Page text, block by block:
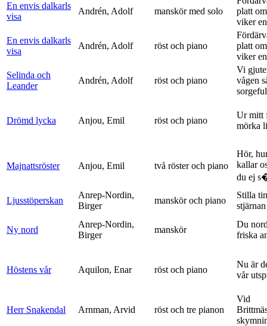
En envis dalkarls
visa
Andrén, Adolf manskör med solo
platt
viker
En envis dalkarls
visa
Andrén, Adolf röst och piano
platt
viker
Selinda och
Leander
Andrén, Adolf röst och piano
Vi
vågen
Drömd lycka Anjou, Emil röst och piano
Ur mitt
mörka
Majnattsröster Anjou, Emil två röster och piano
Hör,
kallar
du ej
Ljusstöperskan
Anrep-Nordin,
Birger
manskör och piano
Stilla
stjärnan
Ny nord
Anrep-Nordin,
Birger
manskör
Du
friska
Höstens vår Aquilon, Enar röst och piano
Nu är
vår
Herr Snakendal Arnman, Arvid röst och tre pianon
Vid